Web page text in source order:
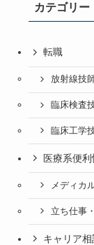
カテゴリー
転職
放射線技
臨床検査
臨床工学
医療系便利
メディカ
立ち仕事
キャリア相